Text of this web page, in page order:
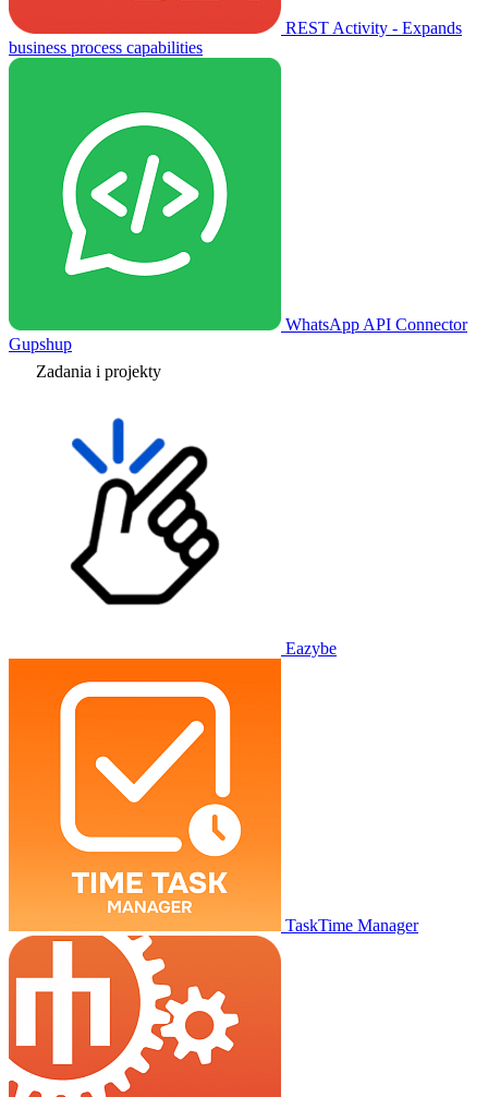
REST Activity - Expands
business process capabilities
WhatsApp API Connector
Gupshup
Zadania i projekty
Eazybe
TaskTime Manager